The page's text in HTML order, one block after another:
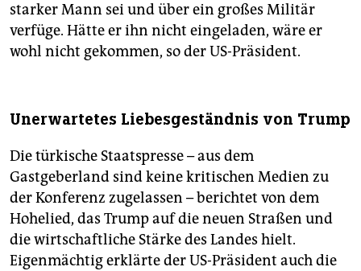
starker Mann sei und über ein großes Militär
verfüge. Hätte er ihn nicht eingeladen, wäre er
wohl nicht gekommen, so der US-Präsident.
Unerwartetes Liebesgeständnis von Trump
Die türkische Staatspresse – aus dem
Gastgeberland sind keine kritischen Medien zu
der Konferenz zugelassen – berichtet von dem
Hohelied, das Trump auf die neuen Straßen und
die wirtschaftliche Stärke des Landes hielt.
Eigenmächtig erklärte der US-Präsident auch die